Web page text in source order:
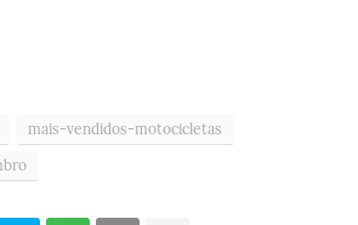
mais-vendidos-motocicletas